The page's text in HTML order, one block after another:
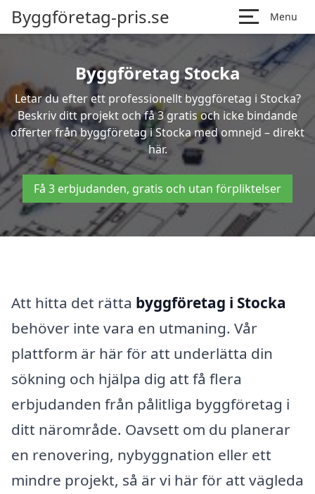
Byggföretag-pris.se Menu
Byggföretag Stocka
Letar du efter ett professionellt byggföretag i Stocka?
Beskriv ditt projekt och få 3 gratis och icke bindande
offerter från byggföretag i Stocka med omnejd – direkt
här.
Få 3 erbjudanden, gratis och utan förpliktelser
Att hitta det rätta byggföretag i Stocka
behöver inte vara en utmaning. Vår
plattform är här för att underlätta din
sökning och hjälpa dig att få flera
erbjudanden från pålitliga byggföretag i
ditt närområde. Oavsett om du planerar
en renovering, nybyggnation eller ett
mindre projekt, så är vi här för att vägleda